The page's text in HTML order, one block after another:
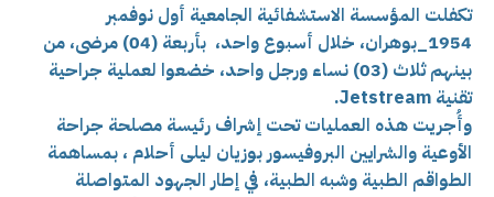
تكفلت المؤسسة الاستشفائية الجامعية أول نوفمبر
1954_بوهران، خلال أسبوع واحد، بأربعة (04) مرضى، من
بينهم ثلاث (03) نساء ورجل واحد، خضعوا لعملية جراحية
تقنية Jetstream.
وأُجريت هذه العمليات تحت إشراف رئيسة مصلحة جراحة
الأوعية والشرايين البروفيسور بوزيان ليلى أحلام ، بمساهمة
الطواقم الطبية وشبه الطبية، في إطار الجهود المتواصلة